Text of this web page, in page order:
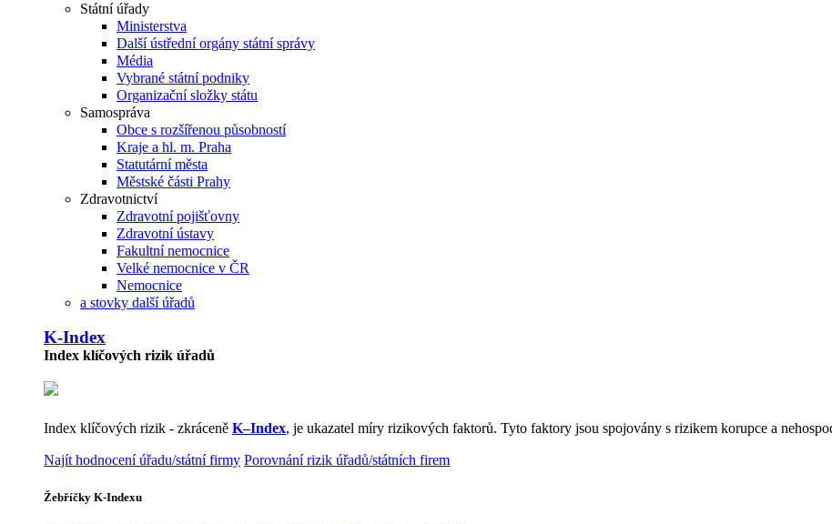
Státní úřady
Ministerstva
Další ústřední orgány státní správy
Média
Vybrané státní podniky
Organizační složky státu
Samospráva
Obce s rozšířenou působností
Kraje a hl. m. Praha
Statutární města
Městské části Prahy
Zdravotnictví
Zdravotní pojišťovny
Zdravotní ústavy
Fakultní nemocnice
Velké nemocnice v ČR
Nemocnice
a stovky další úřadů
K-Index
Index klíčových rizik úřadů
Index klíčových rizik - zkráceně K–Index, je ukazatel míry rizikových faktorů. Tyto faktory jsou spojovány s rizikem korupce a
Najít hodnocení úřadu/státní firmy Porovnání rizik úřadů/státních firem
Žebříčky K-Indexu